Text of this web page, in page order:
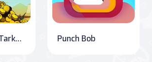
Warriors of Tarkan: Battle for the Kingdom Punch Bob